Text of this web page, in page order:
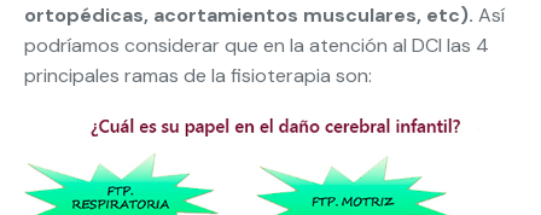
ortopédicas, acortamientos musculares, etc). Así
podríamos considerar que en la atención al DCI las 4
principales ramas de la fisioterapia son: